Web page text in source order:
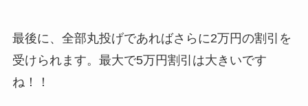
最後に、全部丸投げであればさらに2万円の割引を
受けられます。最大で5万円割引は大きいです
ね！！